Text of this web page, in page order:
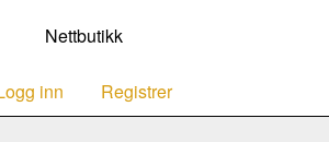
Nettbutikk
inn Registrer